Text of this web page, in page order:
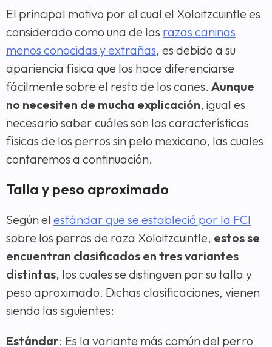
El principal motivo por el cual el Xoloitzcuintle es
considerado como una de las razas caninas
menos conocidas y extrañas, es debido a su
apariencia física que los hace diferenciarse
fácilmente sobre el resto de los canes. Aunque
no necesiten de mucha explicación, igual es
necesario saber cuáles son las características
físicas de los perros sin pelo mexicano, las cuales
contaremos a continuación.
Talla y peso aproximado
Según el estándar que se estableció por la FCI
sobre los perros de raza Xoloitzcuintle, estos se
encuentran clasificados en tres variantes
distintas, los cuales se distinguen por su talla y
peso aproximado. Dichas clasificaciones, vienen
siendo las siguientes:
Estándar: Es la variante más común del perro